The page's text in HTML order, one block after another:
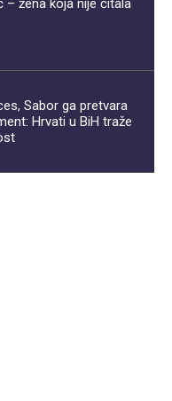
– žena koja nije čitala
Sabor ga pretvara
Hrvati u BiH traže